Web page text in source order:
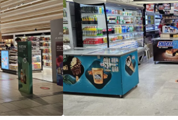
Jätka Facebookiga
Jätkake e-kirjaga